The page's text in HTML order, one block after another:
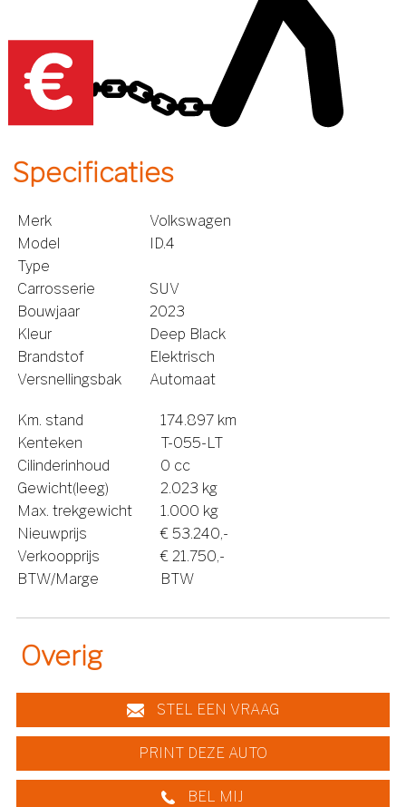
Specificaties
Merk
Volkswagen
Model
ID.4
Type
Carrosserie
SUV
Bouwjaar
2023
Kleur
Deep Black
Brandstof
Elektrisch
Versnellingsbak
Automaat
Km. stand
174.897 km
Kenteken
T-055-LT
Cilinderinhoud
0 cc
Gewicht(leeg)
2.023 kg
Max. trekgewicht
1.000 kg
Nieuwprijs
€ 53.240,-
Verkoopprijs
€ 21.750,-
BTW/Marge
BTW
Overig
STEL EEN VRAAG
PRINT DEZE AUTO
BEL MIJ